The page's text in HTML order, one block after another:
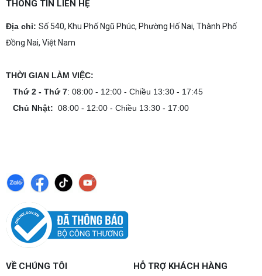
hình mạnh, tối ưu chi phí, test máy tại chỗ. Khám
phá ngay địa chỉ tư vấn và lắp đặt dàn PC chơi
phù hợp, đảm bảo hệ thống vận hành ổn định và
copy nhanh.
tăng hiệu năng tối đa? Xem ngay thứ tự ưu tiên
nâng cấp linh kiện PC chi tiết trong bài viết này!
nhân và Cách khắc phục
THÔNG TIN LIÊN HỆ
Địa chỉ: Số 540, Khu Phố Ngũ Phúc, Phường Hố Nai, Thành Phố
Đồng Nai, Việt Nam
THỜI GIAN LÀM VIỆC:
Thứ 2 - Thứ 7: 08:00 - 12:00 - Chiều 13:30 - 17:45
Chủ Nhật: 08:00 - 12:00 - Chiều 13:30 - 17:00
VỀ CHÚNG TÔI HỖ TRỢ KHÁCH HÀNG